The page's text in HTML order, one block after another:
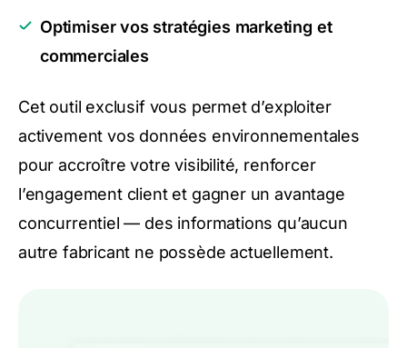
Optimiser vos stratégies marketing et
commerciales
Cet outil exclusif vous permet d’exploiter
activement vos données environnementales
pour accroître votre visibilité, renforcer
l’engagement client et gagner un avantage
concurrentiel — des informations qu’aucun
autre fabricant ne possède actuellement.